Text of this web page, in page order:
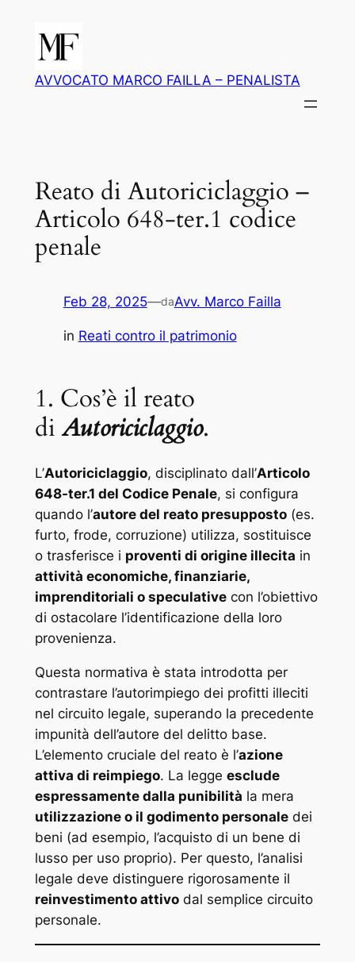
contenuto
AVVOCATO MARCO FAILLA – PENALISTA
Reato di Autoriciclaggio –
Articolo 648-ter.1 codice
penale
Feb 28, 2025—daAvv. Marco Failla
in Reati contro il patrimonio
1. Cos’è il reato
diAutoriciclaggio.
L’Autoriciclaggio, disciplinato dall’Articolo
648-ter.1 del Codice Penale, si configura
quando l’autore del reato presupposto(es.
furto, frode, corruzione) utilizza, sostituisce
o trasferisce i proventi di origine illecita in
attività economiche, finanziarie,
imprenditoriali o speculativecon l’obiettivo
di ostacolare l’identificazione della loro
provenienza.
Questa normativa è stata introdotta per
contrastare l’autorimpiego dei profitti illeciti
nel circuito legale, superando la precedente
impunità dell’autore del delitto base.
L’elemento cruciale del reato è l’azione
attiva di reimpiego. La legge esclude
espressamente dalla punibilità la mera
utilizzazione o il godimento personaledei
beni (ad esempio, l’acquisto di un bene di
lusso per uso proprio). Per questo, l’analisi
legale deve distinguere rigorosamente il
reinvestimento attivodal semplice circuito
personale.